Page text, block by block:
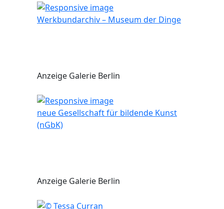
Werkbundarchiv – Museum der Dinge
Anzeige Galerie Berlin
neue Gesellschaft für bildende Kunst
(nGbK)
Anzeige Galerie Berlin